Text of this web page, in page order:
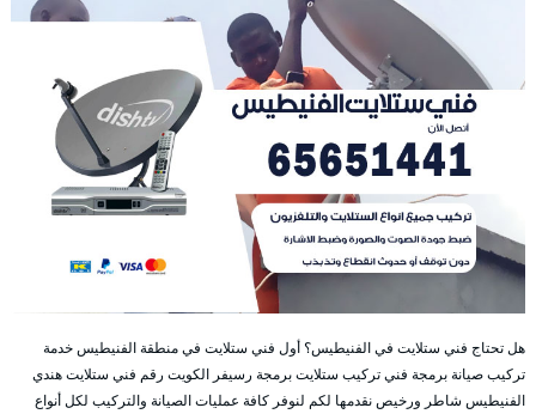
هل تحتاج فني ستلايت في الفنيطيس؟ أول فني ستلايت في منطقة الفنيطيس خدمة
تركيب صيانة برمجة فني تركيب ستلايت برمجة رسيفر الكويت رقم فني ستلايت هندي
الفنيطيس شاطر ورخيص نقدمها لكم لنوفر كافة عمليات الصيانة والتركيب لكل أنواع